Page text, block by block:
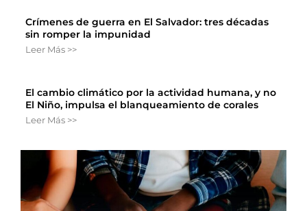
Crímenes de guerra en El Salvador: tres décadas
sin romper la impunidad
Leer Más >>
El cambio climático por la actividad humana, y no
El Niño, impulsa el blanqueamiento de corales
Leer Más >>